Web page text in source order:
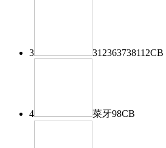
3 312363738112CB
4 菜牙98CB